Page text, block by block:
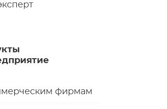
фирмам